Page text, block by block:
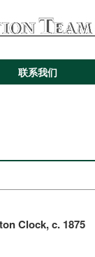
联系我们
Clock, c. 1875